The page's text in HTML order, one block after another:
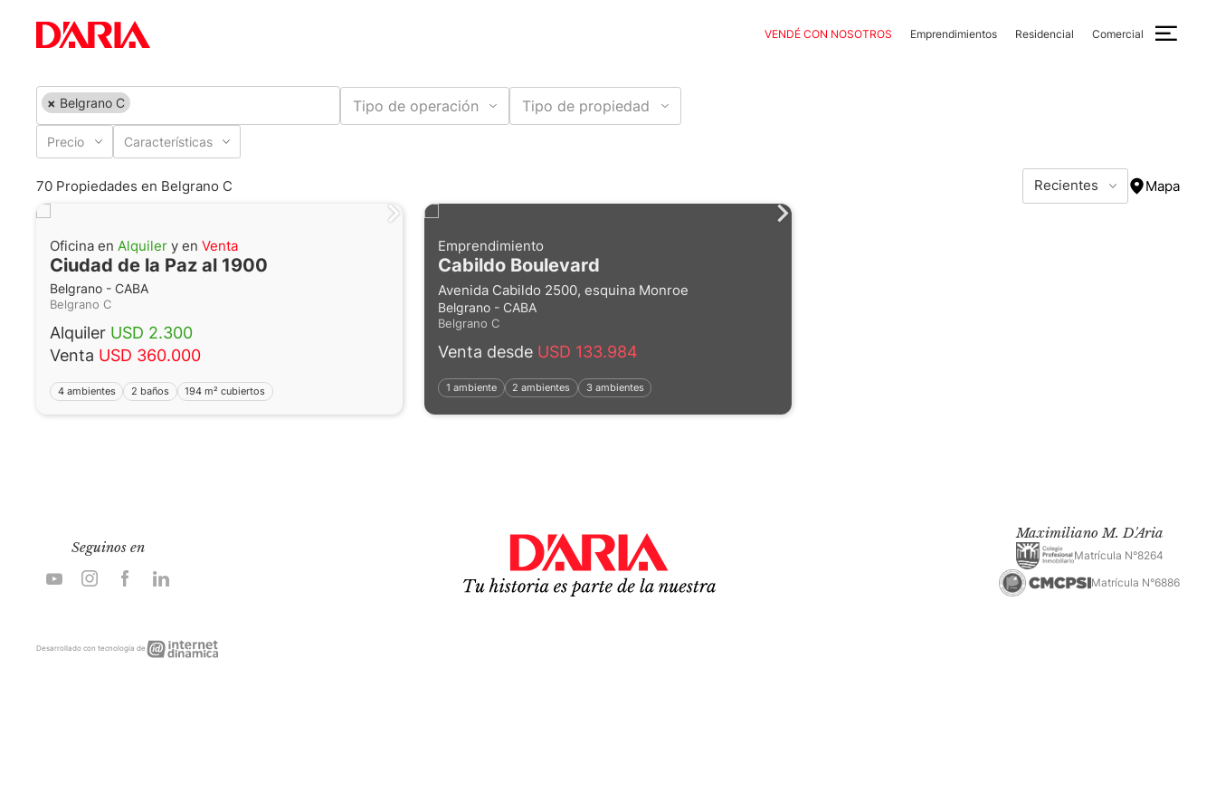
VENDÉ CON NOSOTROS Emprendimientos Residencial Comercial
× Belgrano C Tipo de operación Tipo de propiedad
Precio Características
70 Propiedades en Belgrano C Recientes Mapa
Oficina en Alquiler y en Venta
Ciudad de la Paz al 1900
Belgrano - CABA
Belgrano C
Alquiler USD 2.300
Venta USD 360.000
4 ambientes 2 baños 194 m² cubiertos
Emprendimiento
Cabildo Boulevard
Avenida Cabildo 2500, esquina Monroe
Belgrano - CABA
Belgrano C
Venta desde USD 133.984
1 ambiente 2 ambientes 3 ambientes
Seguinos en
Maximiliano M. D'Aria
Matrícula N°8264
Matrícula N°6886
Desarrollado con tecnología deInternet
Dinámica